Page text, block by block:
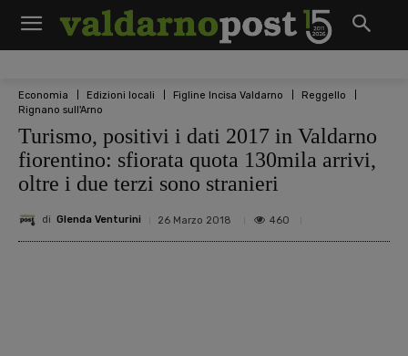
Economia Edizioni locali Figline Incisa Valdarno
Reggello
Rignano sull'Arno
Turismo, positivi i dati 2017 in Valdarno
fiorentino: sfiorata quota 130mila arrivi,
oltre i due terzi sono stranieri
di Glenda Venturini 26 Marzo 2018 460